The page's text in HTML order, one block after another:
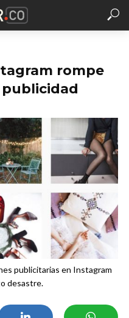
rompe
publicitarias en Instagram
desastre.